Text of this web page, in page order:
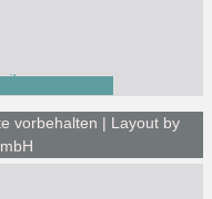
vorbehalten | Layout by